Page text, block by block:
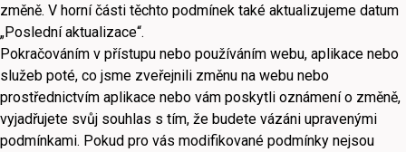
změně. V horní části těchto podmínek také aktualizujeme datum
„Poslední aktualizace“.
Pokračováním v přístupu nebo používáním webu, aplikace nebo
služeb poté, co jsme zveřejnili změnu na webu nebo
prostřednictvím aplikace nebo vám poskytli oznámení o změně,
vyjadřujete svůj souhlas s tím, že budete vázáni upravenými
podmínkami. Pokud pro vás modifikované podmínky nejsou